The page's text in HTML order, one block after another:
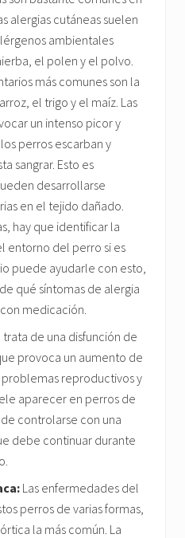
alergias cutáneas suelen
ambientales
el polen y el polvo.
más comunes son la
el trigo y el maíz. Las
un intenso picor y
perros escarban y
sangrar. Esto es
desarrollarse
en el tejido dañado.
hay que identificar la
entorno del perro si es
puede ayudarle con esto,
qué síntomas de alergia
medicación.
trata de una disfunción de
provoca un aumento de
reproductivos y
aparecer en perros de
controlarse con una
debe continuar durante
Las enfermedades del
perros de varias formas,
la más común. La